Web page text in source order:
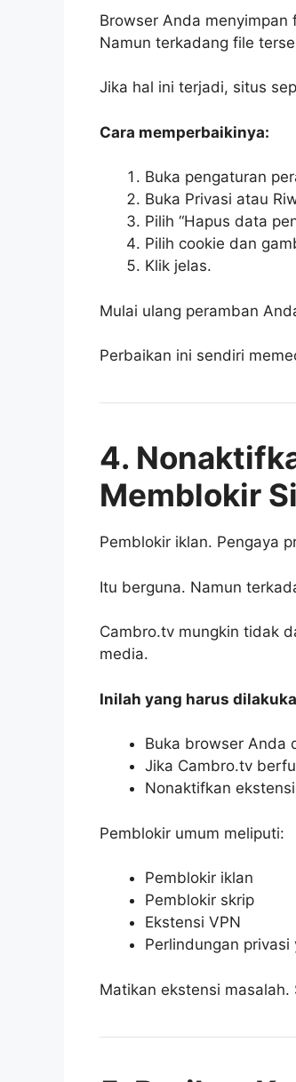
Browser Anda
Namun terkadang file
Jika hal ini terjadi, situs
Cara memperbaikinya:
Buka pengaturan
Buka Privasi atau
Pilih “Hapus data
Pilih cookie dan
Klik jelas.
Mulai ulang peramban
Perbaikan ini sendiri
4.
Memblokir
Pemblokir iklan. Pengaya
Itu berguna. Namun
Cambro.tv mungkin tidak
media.
Inilah yang harus
Buka browser Anda
Jika Cambro.tv
Nonaktifkan
Pemblokir umum meliputi:
Pemblokir iklan
Pemblokir skrip
Ekstensi VPN
Perlindungan privasi
Matikan ekstensi masalah.